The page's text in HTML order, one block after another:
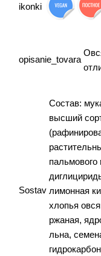
ikonki
opisanie_tovara
Sostav
Состав:
высший
лимонная
хлопья
ржаная,
льна,